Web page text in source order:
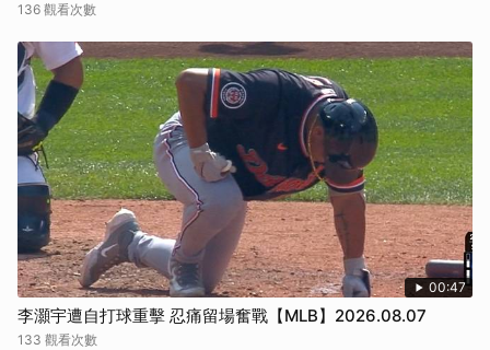
136 觀看次數
00:47
李灝宇遭自打球重擊 忍痛留場奮戰【MLB】2026.08.07
133 觀看次數